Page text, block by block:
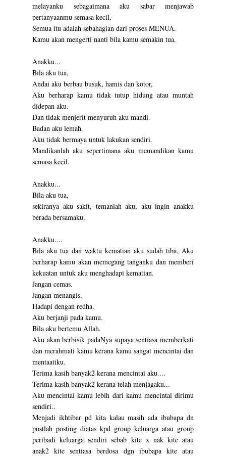
melayanku sebagaimana aku sabar menjawab
pertanyaanmu semasa kecil,
Semua itu adalah sebahagian dari proses MENUA.
Kamu akan mengerti nanti bila kamu semakin tua.
Anakku...
Bila aku tua,
Andai aku berbau busuk, hamis dan kotor,
Aku berharap kamu tidak tutup hidung atau muntah
didepan aku.
Dan tidak menjerit menyuruh aku mandi.
Badan aku lemah.
Aku tidak bermaya untuk lakukan sendiri.
Mandikanlah aku sepertimana aku memandikan kamu
semasa kecil.
Anakku...
Bila aku tua,
sekiranya aku sakit, temanlah aku, aku ingin anakku
berada bersamaku.
Anakku....
Bila aku tua dan waktu kematian aku sudah tiba, Aku
berharap kamu akan memegang tanganku dan memberi
kekuatan untuk aku menghadapi kematian.
Jangan cemas.
Jangan menangis.
Hadapi dengan redha.
Aku berjanji pada kamu.
Bila aku bertemu Allah.
Aku akan berbisik padaNya supaya sentiasa memberkati
dan merahmati kamu kerana kamu sangat mencintai dan
mentaatiku.
Terima kasih banyak2 kerana mencintai aku....
Terima kasih banyak2 kerana telah menjagaku...
Aku mencintai kamu lebih dari kamu mencintai dirimu
sendiri..
Menjadi ikhtibar pd kita kalau masih ada ibubapa dn
postlah posting diatas kpd group keluarga atau group
peribadi keluarga sendiri sebab kite x nak kite atau
anak2 kite sentiasa berdosa dgn ibubapa kite atau